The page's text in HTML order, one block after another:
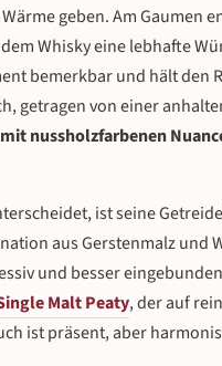
geben. Am Gaumen
Whisky eine lebhafte
bemerkbar und hält
getragen von einer
nussholzfarbenen
ist seine
aus Gerstenmalz und
und besser
Malt Peaty, der auf
ist präsent, aber